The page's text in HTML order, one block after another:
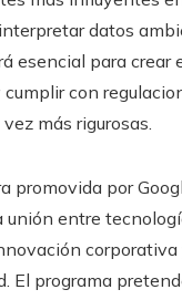
datos
esencial para crear
con
más rigurosas.
promovida por
unión entre
corporativa
El programa